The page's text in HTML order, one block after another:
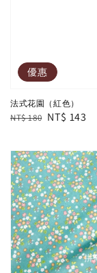
優惠
法式花園（紅色）
Regular
NT$ 180 Sale
NT$ 143